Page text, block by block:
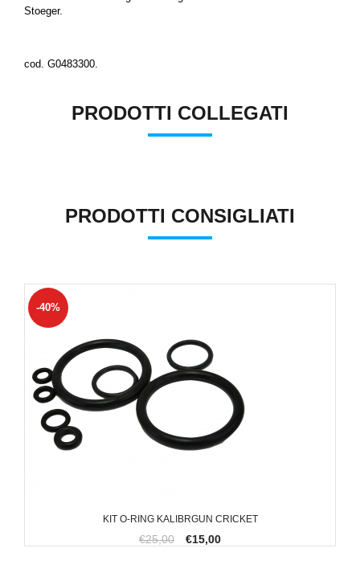
Stoeger.
cod. G0483300.
PRODOTTI COLLEGATI
PRODOTTI CONSIGLIATI
KIT O-RING KALIBRGUN CRICKET
-40%
€25,00 €15,00